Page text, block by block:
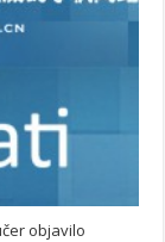
objavilo